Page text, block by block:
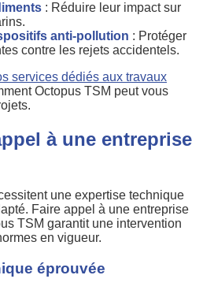
: Réduire leur impact sur
anti-pollution : Protéger
contre les rejets accidentels.
services dédiés aux travaux
Octopus TSM peut vous
à une entreprise
une expertise technique
Faire appel à une entreprise
TSM garantit une intervention
en vigueur.
éprouvée